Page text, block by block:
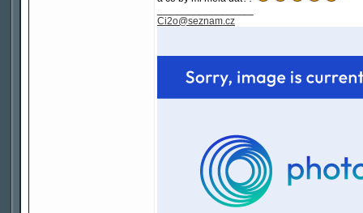
Ci2o@seznam.cz